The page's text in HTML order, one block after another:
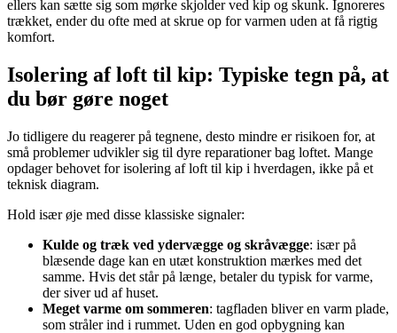
ellers kan sætte sig som mørke skjolder ved kip og skunk. Ignoreres
trækket, ender du ofte med at skrue op for varmen uden at få rigtig
komfort.
Isolering af loft til kip: Typiske tegn på, at
du bør gøre noget
Jo tidligere du reagerer på tegnene, desto mindre er risikoen for, at
små problemer udvikler sig til dyre reparationer bag loftet. Mange
opdager behovet for isolering af loft til kip i hverdagen, ikke på et
teknisk diagram.
Hold især øje med disse klassiske signaler:
Kulde og træk ved ydervægge og skråvægge: især på
blæsende dage kan en utæt konstruktion mærkes med det
samme. Hvis det står på længe, betaler du typisk for varme,
der siver ud af huset.
Meget varme om sommeren: tagfladen bliver en varm plade,
som stråler ind i rummet. Uden en god opbygning kan